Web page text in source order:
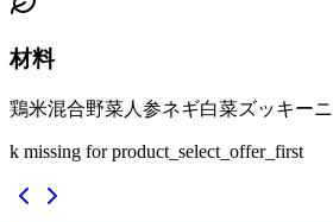
材料
鶏米混合野菜人参ネギ白菜ズッキーニ
k missing for product_select_offer_first